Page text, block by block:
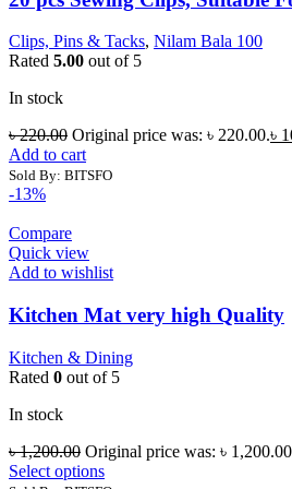
Clips, Pins & Tacks, Nilam Bala 100
Rated 5.00 out of 5
In stock
৳220.00 Original price was: ৳ 220.00.৳
Add to cart
Sold By: BITSFO
-13%
Compare
Quick view
Add to wishlist
Kitchen Mat very high Quality
Kitchen & Dining
Rated 0 out of 5
In stock
৳1,200.00 Original price was: ৳
Select options